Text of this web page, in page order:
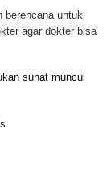
berencana untuk
agar dokter bisa
sunat muncul